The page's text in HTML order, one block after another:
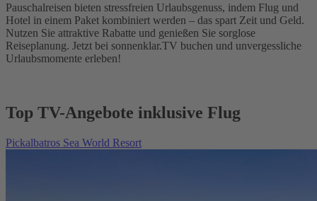
Pauschalreisen bieten stressfreien Urlaubsgenuss, indem Flug und
Hotel in einem Paket kombiniert werden – das spart Zeit und Geld.
Nutzen Sie attraktive Rabatte und genießen Sie sorglose
Reiseplanung. Jetzt bei sonnenklar.TV buchen und unvergessliche
Urlaubsmomente erleben!
Top TV-Angebote inklusive Flug
Pickalbatros Sea World Resort